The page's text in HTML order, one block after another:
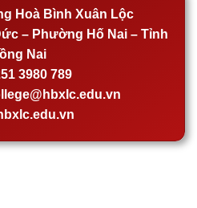
Hoà Bình Xuân Lộc
– Phường Hố Nai – Tỉnh
Nai
3980 789